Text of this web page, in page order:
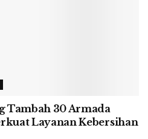
Tambah 30 Armada
Layanan Kebersihan